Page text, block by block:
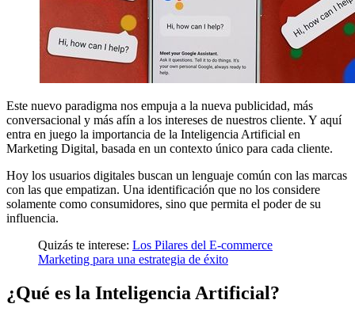
Este nuevo paradigma nos empuja a la nueva publicidad, más
conversacional y más afín a los intereses de nuestros cliente. Y aquí
entra en juego la importancia de la Inteligencia Artificial en
Marketing Digital, basada en un contexto único para cada cliente.
Hoy los usuarios digitales buscan un lenguaje común con las marcas
con las que empatizan. Una identificación que no los considere
solamente como consumidores, sino que permita el poder de su
influencia.
Quizás te interese: Los Pilares del E-commerce
Marketing para una estrategia de éxito
¿Qué es la Inteligencia Artificial?